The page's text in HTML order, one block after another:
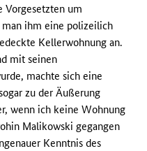
Vorgesetzten um
ihm eine polizeilich
Kellerwohnung an.
mit seinen
machte sich eine
zu der Äußerung
wenn ich keine Wohnung
Malikowski gegangen
Kenntnis des